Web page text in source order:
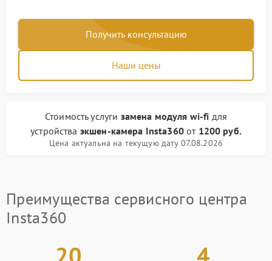
Получить консультацию
Наши цены
Стоимость услуги замена модуля wi-fi для
устройства экшен-камера Insta360от 1200 руб.
Цена актуальна на текущую дату 07.08.2026
Преимущества сервисного центра
Insta360